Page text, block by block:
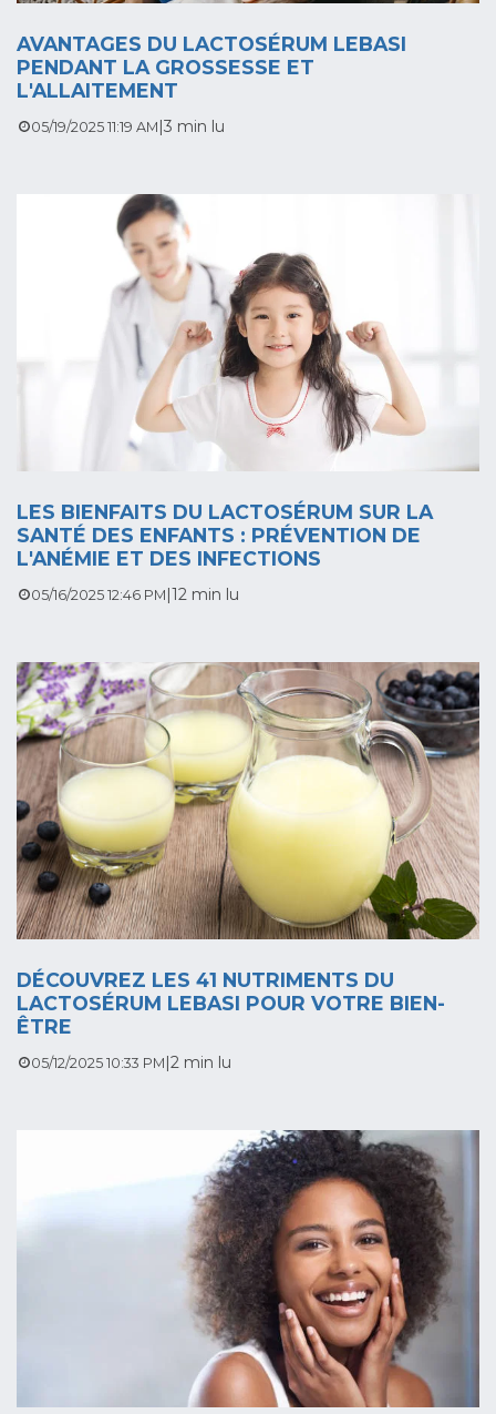
AVANTAGES DU LACTOSÉRUM LEBASI
PENDANT LA GROSSESSE ET
L'ALLAITEMENT
05/19/2025 11:19 AM |3 min lu
LES BIENFAITS DU LACTOSÉRUM SUR LA
SANTÉ DES ENFANTS : PRÉVENTION DE
L'ANÉMIE ET DES INFECTIONS
05/16/2025 12:46 PM |12 min lu
DÉCOUVREZ LES 41 NUTRIMENTS DU
LACTOSÉRUM LEBASI POUR VOTRE BIEN-
ÊTRE
05/12/2025 10:33 PM |2 min lu